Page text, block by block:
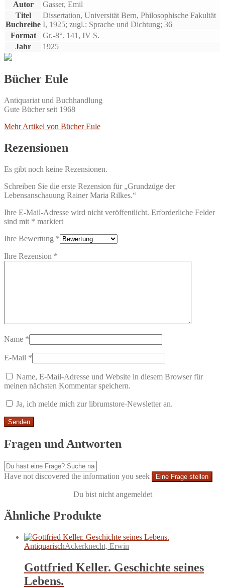
Autor
Gasser, Emil
Titel
Buchreihe
Dissertation, Universität Bern, Philosophische Fakultät
I, 1925; zugl.: Sprache und Dichtung; 36
Format
Gr.-8°. 141, IV S.
Jahr
1925
Bücher Eule
Antiquariat und Buchhandlung
Gute Bücher seit 1968
Mehr Artikel von Bücher Eule
Rezensionen
Es gibt noch keine Rezensionen.
Schreiben Sie die erste Rezension für „Grundzüge der
Lebensanschauung Rainer Maria Rilkes.“
Ihre E-Mail-Adresse wird nicht veröffentlicht. Erforderliche Felder
sind mit * markiert
Ihre Bewertung *
Ihre Rezension *
Name *
E-Mail *
Name, E-Mail-Adresse und Website in diesem Browser für
meinen nächsten Kommentar speichern.
Ja, ich melde mich zur librumstore-Newsletter an.
Fragen und Antworten
Have not discovered the information you seek Eine Frage stellen
Du bist nicht angemeldet
Ähnliche Produkte
AntiquarischAckerknecht, Erwin
Gottfried Keller. Geschichte seines
Lebens.